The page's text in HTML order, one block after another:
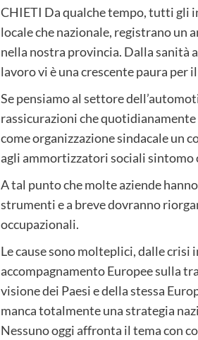
CHIETI Da qualche tempo, tutti gli
locale che nazionale, registrano un
nella nostra provincia. Dalla sanità
lavoro vi è una crescente paura per
Se pensiamo al settore
rassicurazioni che
come organizzazione sindacale un
agli ammortizzatori sociali sintomo
A tal punto che molte aziende
strumenti e a breve dovranno
occupazionali.
Le cause sono molteplici, dalle
accompagnamento Europee sulla
visione dei Paesi e della stessa
manca totalmente una strategia
Nessuno oggi affronta il tema con